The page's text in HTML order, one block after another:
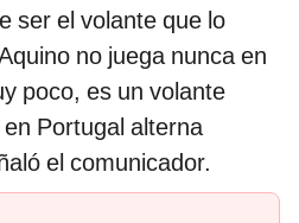
ser el volante que lo
no juega nunca en
poco, es un volante
Portugal alterna
el comunicador.